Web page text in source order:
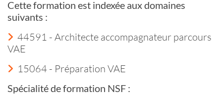
Cette formation est indexée aux domaines
suivants :
44591 - Architecte accompagnateur parcours
VAE
15064 - Préparation VAE
Spécialité de formation NSF :